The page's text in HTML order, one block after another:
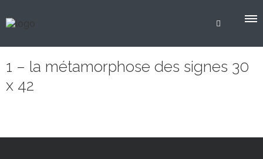
1 – la métamorphose des signes 30
x 42